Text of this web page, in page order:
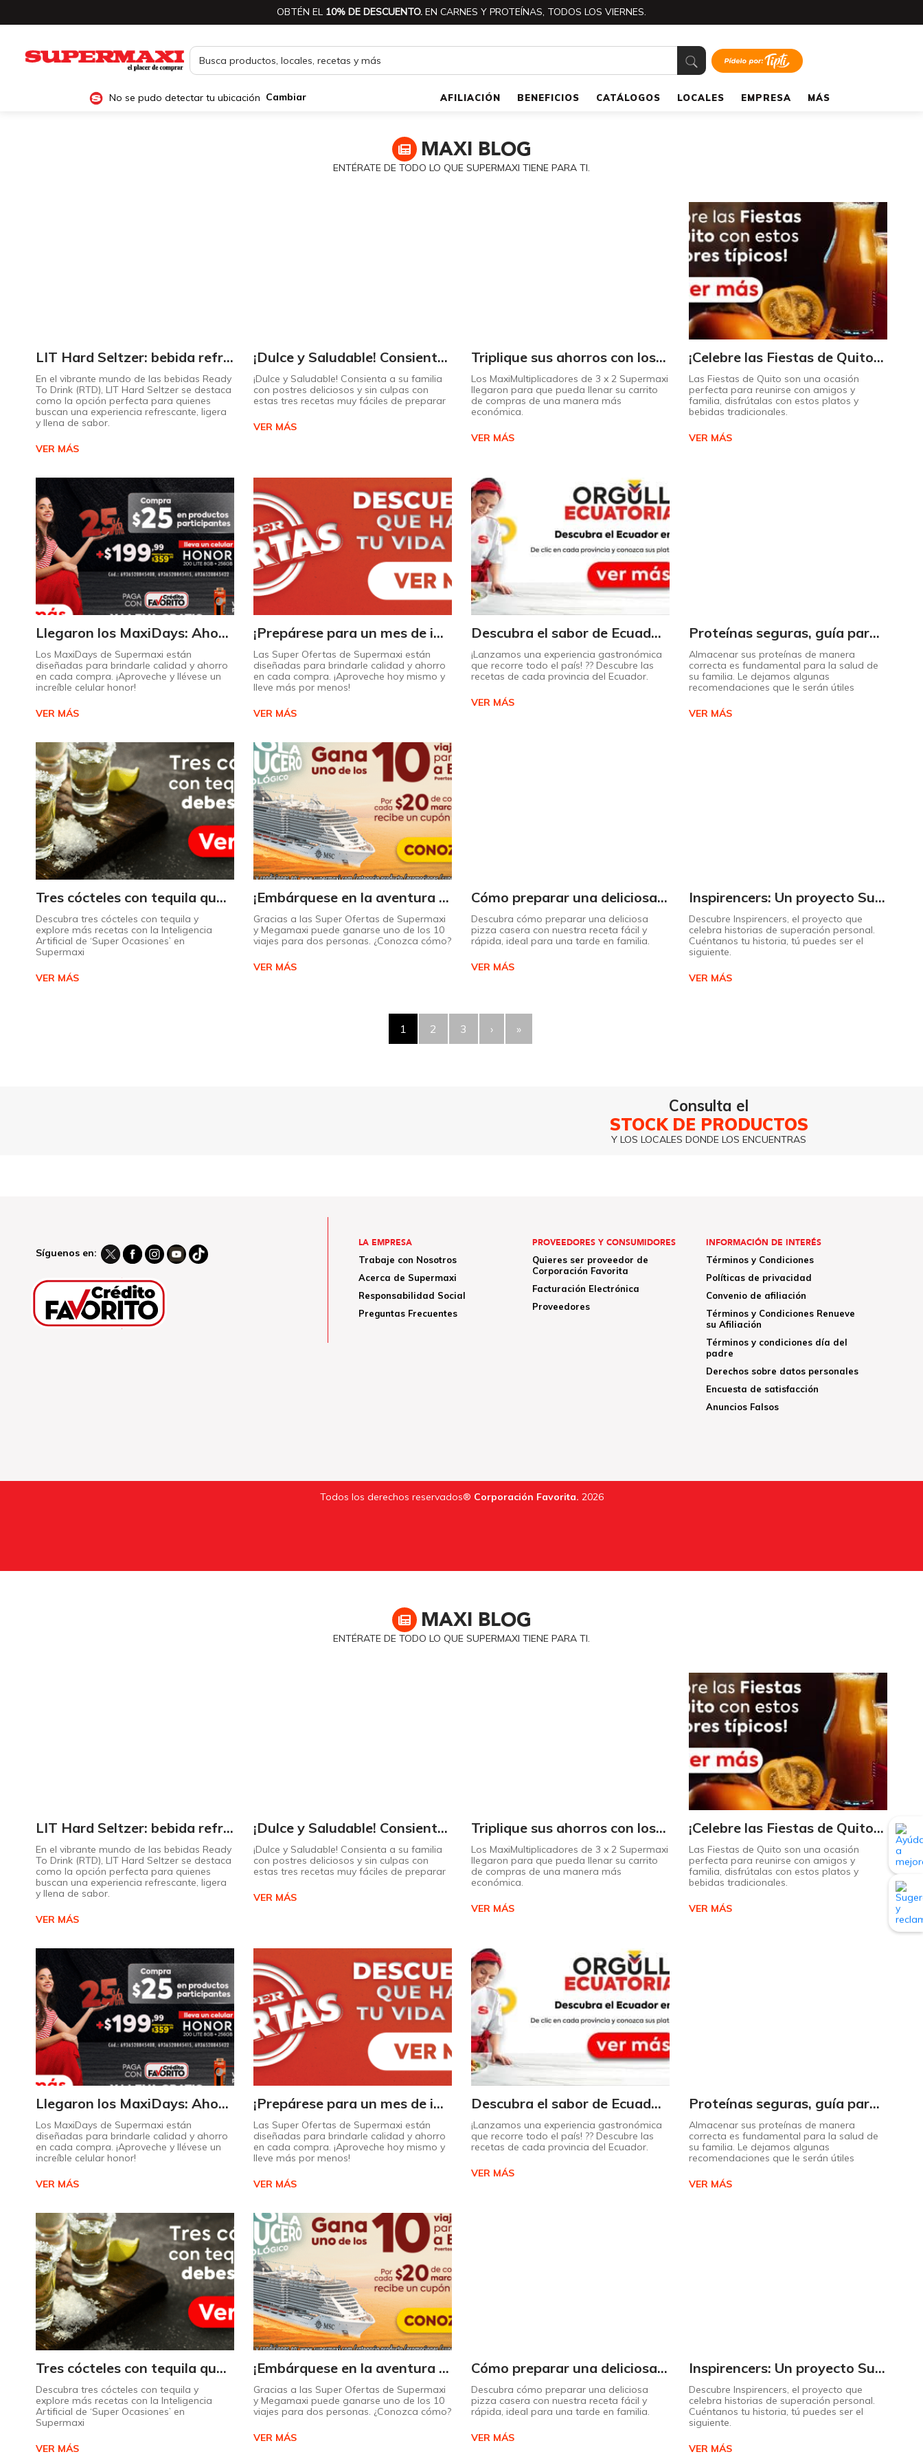
OBTÉN EL 10% DE DESCUENTO. EN CARNES Y PROTEÍNAS, TODOS LOS VIERNES.
No se pudo detectar tu ubicación Cambiar AFILIACIÓN BENEFICIOS CATÁLOGOS LOCALES EMPRESA MÁS
MAXI BLOG
ENTÉRATE DE TODO LO QUE SUPERMAXI TIENE PARA TI.
LIT Hard Seltzer: bebida refrescante y ligera para disfrutar de este verano
En el vibrante mundo de las bebidas Ready
To Drink (RTD), LIT Hard Seltzer se destaca
como la opción perfecta para quienes
buscan una experiencia refrescante, ligera
y llena de sabor.
VER MÁS
¡Dulce y Saludable! Consienta a su familia con postres deliciosos y sin culpas
¡Dulce y Saludable! Consienta a su familia
con postres deliciosos y sin culpas con
estas tres recetas muy fáciles de preparar
VER MÁS
Triplique sus ahorros con los Maximultiplicadores de Supermaxi
Los MaxiMultiplicadores de 3 x 2 Supermaxi
llegaron para que pueda llenar su carrito
de compras de una manera más
económica.
VER MÁS
¡Celebre las Fiestas de Quito con estos sabores típicos!
Las Fiestas de Quito son una ocasión
perfecta para reunirse con amigos y
familia, disfrútalas con estos platos y
bebidas tradicionales.
VER MÁS
Llegaron los MaxiDays: Ahorre en sus marcas favoritas
Los MaxiDays de Supermaxi están
diseñadas para brindarle calidad y ahorro
en cada compra. ¡Aproveche y llévese un
increíble celular honor!
VER MÁS
¡Prepárese para un mes de increíbles descuentos en Supermaxi!
Las Super Ofertas de Supermaxi están
diseñadas para brindarle calidad y ahorro
en cada compra. ¡Aproveche hoy mismo y
lleve más por menos!
VER MÁS
Descubra el sabor de Ecuador con nuestro mapa interactivo de recetas
¡Lanzamos una experiencia gastronómica
que recorre todo el país! ?? Descubre las
recetas de cada provincia del Ecuador.
VER MÁS
Proteínas seguras, guía para almacenarlas correctamente Copiar
Almacenar sus proteínas de manera
correcta es fundamental para la salud de
su familia. Le dejamos algunas
recomendaciones que le serán útiles
VER MÁS
Tres cócteles con tequila que no puede dejar de probar gracias a nuestra IA.
Descubra tres cócteles con tequila y
explore más recetas con la Inteligencia
Artificial de ‘Super Ocasiones’ en
Supermaxi
VER MÁS
¡Embárquese en la aventura de su vida con Supermaxi!
Gracias a las Super Ofertas de Supermaxi
y Megamaxi puede ganarse uno de los 10
viajes para dos personas. ¿Conozca cómo?
VER MÁS
Cómo preparar una deliciosa pizza casera paso a paso
Descubra cómo preparar una deliciosa
pizza casera con nuestra receta fácil y
rápida, ideal para una tarde en familia.
VER MÁS
Inspirencers: Un proyecto Supermaxi que invita a ser parte del cambio.
Descubre Inspirencers, el proyecto que
celebra historias de superación personal.
Cuéntanos tu historia, tú puedes ser el
siguiente.
VER MÁS
1 2 3 › »
Consulta el
STOCK DE PRODUCTOS
Y LOS LOCALES DONDE LOS ENCUENTRAS
Síguenos en:
LA EMPRESA
Trabaje con Nosotros
Acerca de Supermaxi
Responsabilidad Social
Preguntas Frecuentes
PROVEEDORES Y CONSUMIDORES
Quieres ser proveedor de
Corporación Favorita
Facturación Electrónica
Proveedores
INFORMACIÓN DE INTERÉS
Términos y Condiciones
Políticas de privacidad
Convenio de afiliación
Términos y Condiciones Renueve
su Afiliación
Términos y condiciones día del
padre
Derechos sobre datos personales
Encuesta de satisfacción
Anuncios Falsos
Todos los derechos reservados® Corporación Favorita. 2026
MAXI BLOG
ENTÉRATE DE TODO LO QUE SUPERMAXI TIENE PARA TI.
LIT Hard Seltzer: bebida refrescante y ligera para disfrutar de este verano
En el vibrante mundo de las bebidas Ready
To Drink (RTD), LIT Hard Seltzer se destaca
como la opción perfecta para quienes
buscan una experiencia refrescante, ligera
y llena de sabor.
VER MÁS
¡Dulce y Saludable! Consienta a su familia con postres deliciosos y sin culpas
¡Dulce y Saludable! Consienta a su familia
con postres deliciosos y sin culpas con
estas tres recetas muy fáciles de preparar
VER MÁS
Triplique sus ahorros con los Maximultiplicadores de Supermaxi
Los MaxiMultiplicadores de 3 x 2 Supermaxi
llegaron para que pueda llenar su carrito
de compras de una manera más
económica.
VER MÁS
¡Celebre las Fiestas de Quito con estos sabores típicos!
Las Fiestas de Quito son una ocasión
perfecta para reunirse con amigos y
familia, disfrútalas con estos platos y
bebidas tradicionales.
VER MÁS
Llegaron los MaxiDays: Ahorre en sus marcas favoritas
Los MaxiDays de Supermaxi están
diseñadas para brindarle calidad y ahorro
en cada compra. ¡Aproveche y llévese un
increíble celular honor!
VER MÁS
¡Prepárese para un mes de increíbles descuentos en Supermaxi!
Las Super Ofertas de Supermaxi están
diseñadas para brindarle calidad y ahorro
en cada compra. ¡Aproveche hoy mismo y
lleve más por menos!
VER MÁS
Descubra el sabor de Ecuador con nuestro mapa interactivo de recetas
¡Lanzamos una experiencia gastronómica
que recorre todo el país! ?? Descubre las
recetas de cada provincia del Ecuador.
VER MÁS
Proteínas seguras, guía para almacenarlas correctamente Copiar
Almacenar sus proteínas de manera
correcta es fundamental para la salud de
su familia. Le dejamos algunas
recomendaciones que le serán útiles
VER MÁS
Tres cócteles con tequila que no puede dejar de probar gracias a nuestra IA.
Descubra tres cócteles con tequila y
explore más recetas con la Inteligencia
Artificial de ‘Super Ocasiones’ en
Supermaxi
VER MÁS
¡Embárquese en la aventura de su vida con Supermaxi!
Gracias a las Super Ofertas de Supermaxi
y Megamaxi puede ganarse uno de los 10
viajes para dos personas. ¿Conozca cómo?
VER MÁS
Cómo preparar una deliciosa pizza casera paso a paso
Descubra cómo preparar una deliciosa
pizza casera con nuestra receta fácil y
rápida, ideal para una tarde en familia.
VER MÁS
Inspirencers: Un proyecto Supermaxi que invita a ser parte del cambio.
Descubre Inspirencers, el proyecto que
celebra historias de superación personal.
Cuéntanos tu historia, tú puedes ser el
siguiente.
VER MÁS